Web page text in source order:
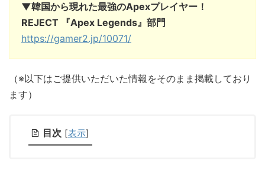
▼韓国から現れた最強のApexプレイヤー！
REJECT 『Apex Legends』部門
https://gamer2.jp/10071/
（※以下はご提供いただいた情報をそのまま掲載しており
ます）
目次 [表示]